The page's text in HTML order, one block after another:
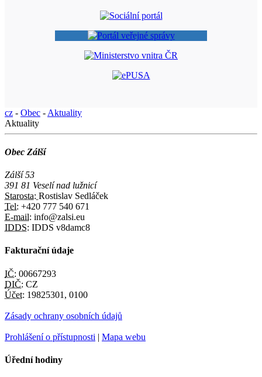
cz - Obec - Aktuality
Aktuality
Obec Zálší
Zálší 53
391 81 Veselí nad lužnicí
Starosta: Rostislav Sedláček
Tel: +420 777 540 671
E-mail: info@zalsi.eu
IDDS: IDDS v8damc8
Fakturační údaje
IČ: 00667293
DIČ: CZ
Účet: 19825301, 0100
Zásady ochrany osobních údajů
Prohlášení o přístupnosti | Mapa webu
Úřední hodiny